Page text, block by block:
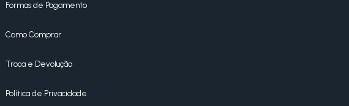
Formas de Pagamento
Como Comprar
Troca e Devolução
Política de Privacidade